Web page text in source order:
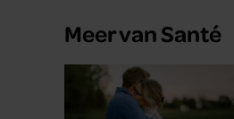
Meer van Santé